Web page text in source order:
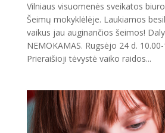
Vilniaus visuomenės sveikatos
Šeimų mokyklėlėje. Laukiamos
vaikus jau auginančios šeimos!
NEMOKAMAS. Rugsėjo 24 d.
Prieraišioji tėvystė vaiko raidos...